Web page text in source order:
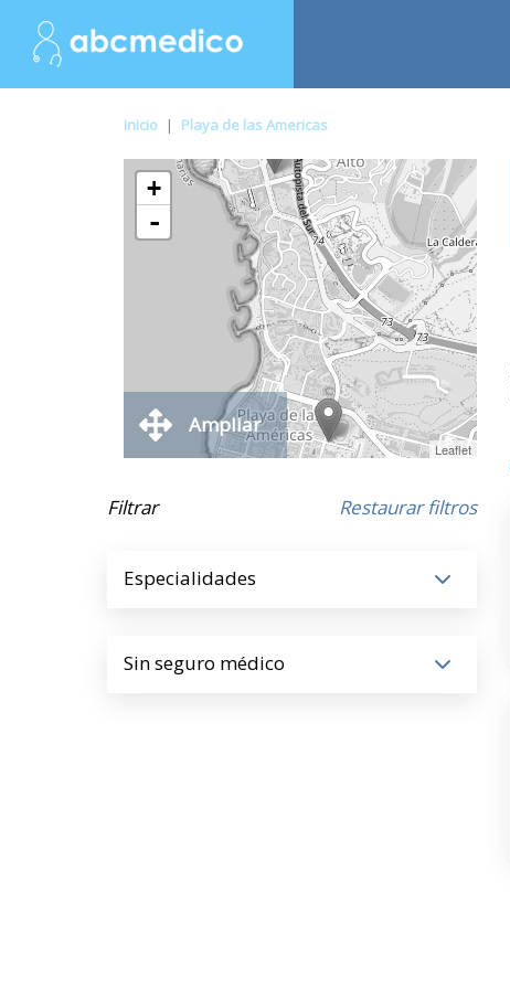
Inicio | Playa de las Americas
+
-
Leaflet
Ampliar
Filtrar Restaurar filtros
Especialidades
Sin seguro médico